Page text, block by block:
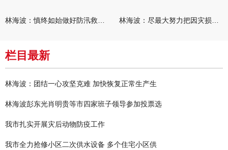
栏目最新
林海波：团结一心攻坚克难 加快恢复正常生产生
林海波彭东光肖明贵等市四家班子领导参加投票选
我市扎实开展灾后动物防疫工作
我市全力抢修小区二次供水设备 多个住宅小区供